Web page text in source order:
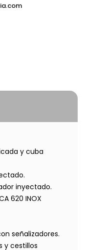
y cuba
inyectado.
620 INOX
señalizadores.
y cestillos